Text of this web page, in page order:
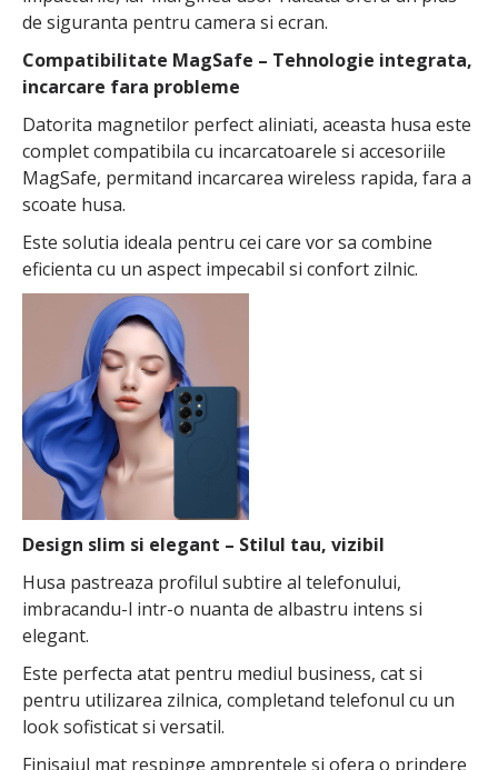
de siguranta pentru camera si ecran.
Compatibilitate MagSafe – Tehnologie integrata,
incarcare fara probleme
Datorita magnetilor perfect aliniati, aceasta husa este
complet compatibila cu incarcatoarele si accesoriile
MagSafe, permitand incarcarea wireless rapida, fara a
scoate husa.
Este solutia ideala pentru cei care vor sa combine
eficienta cu un aspect impecabil si confort zilnic.
Design slim si elegant – Stilul tau, vizibil
Husa pastreaza profilul subtire al telefonului,
imbracandu-l intr-o nuanta de albastru intens si
elegant.
Este perfecta atat pentru mediul business, cat si
pentru utilizarea zilnica, completand telefonul cu un
look sofisticat si versatil.
Finisajul mat respinge amprentele si ofera o prindere